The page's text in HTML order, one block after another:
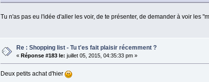
Tu n'as pas eu l'idée d'aller les voir, de te présenter, de demander à voir les
Re : Shopping list - Tu t'es fait plaisir récemment ?
« Réponse #183 le: juillet 05, 2015, 04:35:33 pm »
Deux petits achat d'hier